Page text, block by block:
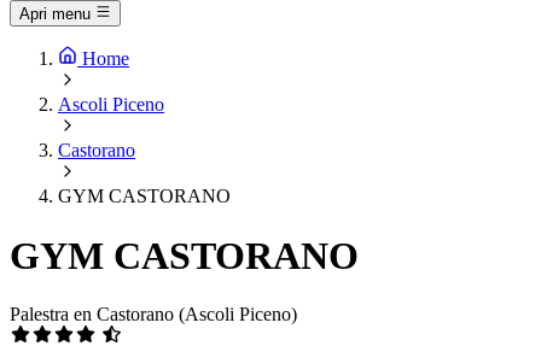
Apri menu
Home
Ascoli Piceno
Castorano
GYM CASTORANO
GYM CASTORANO
Palestra en Castorano (Ascoli Piceno)